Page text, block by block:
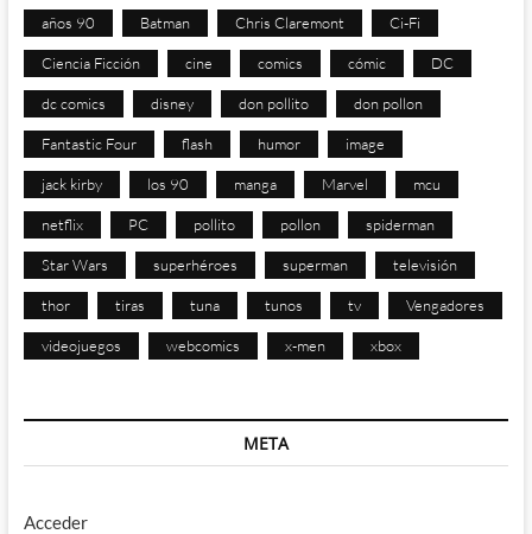
años 90 Batman Chris Claremont Ci-Fi
Ciencia Ficción cine comics cómic DC
dc comics disney don pollito don pollon
Fantastic Four flash humor image
jack kirby los 90 manga Marvel mcu
netflix PC pollito pollon spiderman
Star Wars superhéroes superman televisión
thor tiras tuna tunos tv Vengadores
videojuegos webcomics x-men xbox
META
Acceder